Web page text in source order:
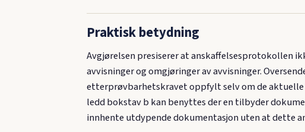
Praktisk betydning
Avgjørelsen presiserer at anskaffelsesprotokollen
avvisninger og omgjøringer av avvisninger.
etterprøvbarhetskravet oppfylt selv om de
ledd bokstav b kan benyttes der en tilbyder
innhente utdypende dokumentasjon uten at dette